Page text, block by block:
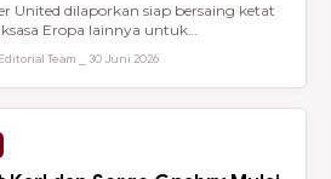
United dilaporkan siap bersaing ketat
Eropa lainnya untuk
Team ⎯ 30 Juni 2026